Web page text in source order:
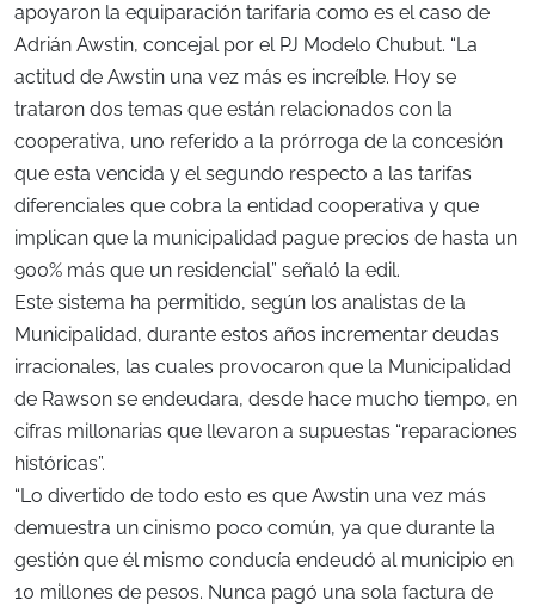
apoyaron la equiparación tarifaria como es el caso de
Adrián Awstin, concejal por el PJ Modelo Chubut. “La
actitud de Awstin una vez más es increíble. Hoy se
trataron dos temas que están relacionados con la
cooperativa, uno referido a la prórroga de la concesión
que esta vencida y el segundo respecto a las tarifas
diferenciales que cobra la entidad cooperativa y que
implican que la municipalidad pague precios de hasta un
900% más que un residencial” señaló la edil.
Este sistema ha permitido, según los analistas de la
Municipalidad, durante estos años incrementar deudas
irracionales, las cuales provocaron que la Municipalidad
de Rawson se endeudara, desde hace mucho tiempo, en
cifras millonarias que llevaron a supuestas “reparaciones
históricas”.
“Lo divertido de todo esto es que Awstin una vez más
demuestra un cinismo poco común, ya que durante la
gestión que él mismo conducía endeudó al municipio en
10 millones de pesos. Nunca pagó una sola factura de